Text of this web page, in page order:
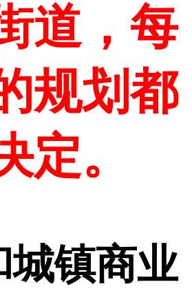
道，每
规划都
定。
城镇商业